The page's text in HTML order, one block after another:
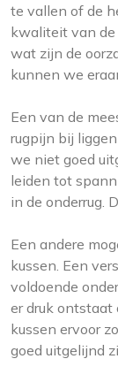
te vallen of de
kwaliteit van
wat zijn de
kunnen we
Een van de
rugpijn bij
we niet goed
leiden tot
in de onderrug.
Een andere
kussen. Een
voldoende
er druk ontstaat
kussen ervoor
goed uitgelijnd